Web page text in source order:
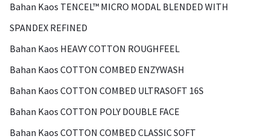
Bahan Kaos TENCEL™ MICRO MODAL BLENDED WITH
SPANDEX REFINED
Bahan Kaos HEAVY COTTON ROUGHFEEL
Bahan Kaos COTTON COMBED ENZYWASH
Bahan Kaos COTTON COMBED ULTRASOFT 16S
Bahan Kaos COTTON POLY DOUBLE FACE
Bahan Kaos COTTON COMBED CLASSIC SOFT